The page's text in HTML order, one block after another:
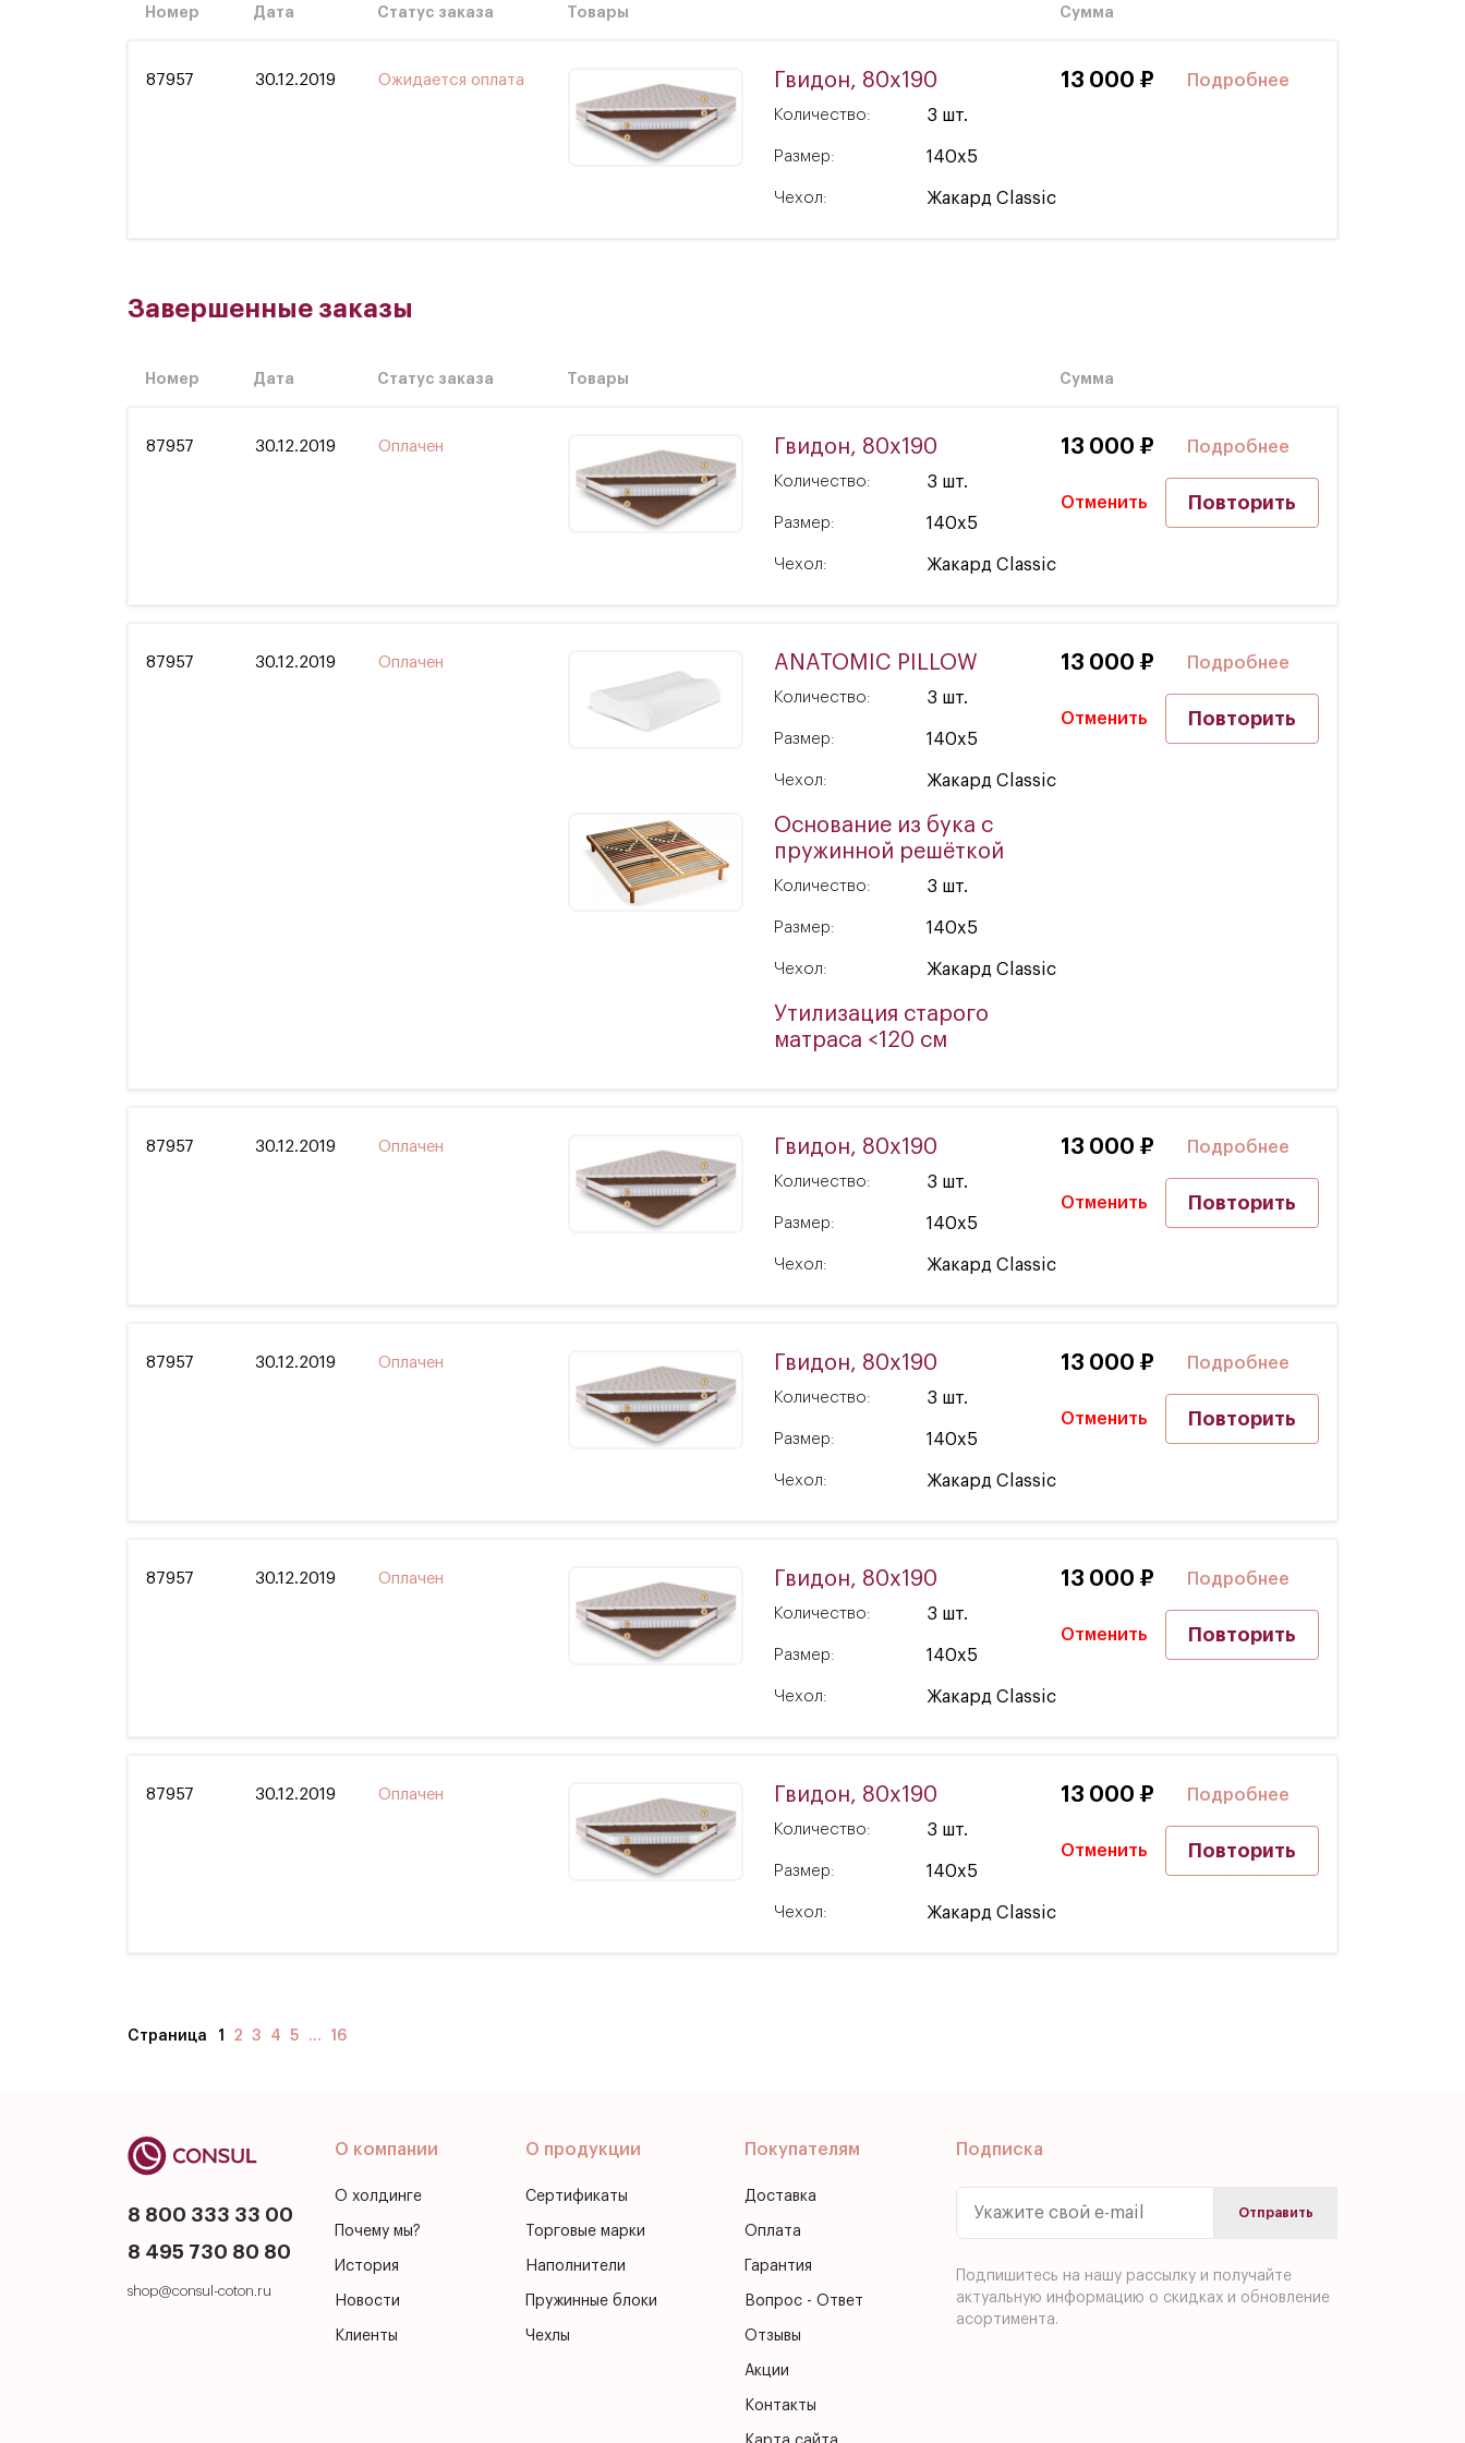
Номер Дата Статус заказа Товары Сумма
87957 30.12.2019 Ожидается оплата Гвидон, 80x190
Количество: 3 шт.
Размер: 140x5
Чехол: Жакард Classic
13 000 ₽ Подробнее
Завершенные заказы
Номер Дата Статус заказа Товары Сумма
87957 30.12.2019 Оплачен Гвидон, 80x190
Количество: 3 шт.
Размер: 140x5
Чехол: Жакард Classic
13 000 ₽ Подробнее
Отменить Повторить
87957 30.12.2019 Оплачен ANATOMIC PILLOW
Количество: 3 шт.
Размер: 140x5
Чехол: Жакард Classic
Основание из бука с
пружинной решёткой
Количество: 3 шт.
Размер: 140x5
Чехол: Жакард Classic
Утилизация старого
матраса <120 см
13 000 ₽ Подробнее
Отменить Повторить
87957 30.12.2019 Оплачен Гвидон, 80x190
Количество: 3 шт.
Размер: 140x5
Чехол: Жакард Classic
13 000 ₽ Подробнее
Отменить Повторить
87957 30.12.2019 Оплачен Гвидон, 80x190
Количество: 3 шт.
Размер: 140x5
Чехол: Жакард Classic
13 000 ₽ Подробнее
Отменить Повторить
87957 30.12.2019 Оплачен Гвидон, 80x190
Количество: 3 шт.
Размер: 140x5
Чехол: Жакард Classic
13 000 ₽ Подробнее
Отменить Повторить
87957 30.12.2019 Оплачен Гвидон, 80x190
Количество: 3 шт.
Размер: 140x5
Чехол: Жакард Classic
13 000 ₽ Подробнее
Отменить Повторить
Страница 1 2 3 4 5 ... 16
8 800 333 33 00
8 495 730 80 80
shop@consul-coton.ru
О компании
О холдинге
Почему мы?
История
Новости
Клиенты
О продукции
Сертификаты
Торговые марки
Наполнители
Пружинные блоки
Чехлы
Покупателям
Доставка
Оплата
Гарантия
Вопрос - Ответ
Отзывы
Акции
Контакты
Подписка
Подпишитесь на нашу рассылку и получайте
актуальную информацию о скидках и обновление
асортимента.